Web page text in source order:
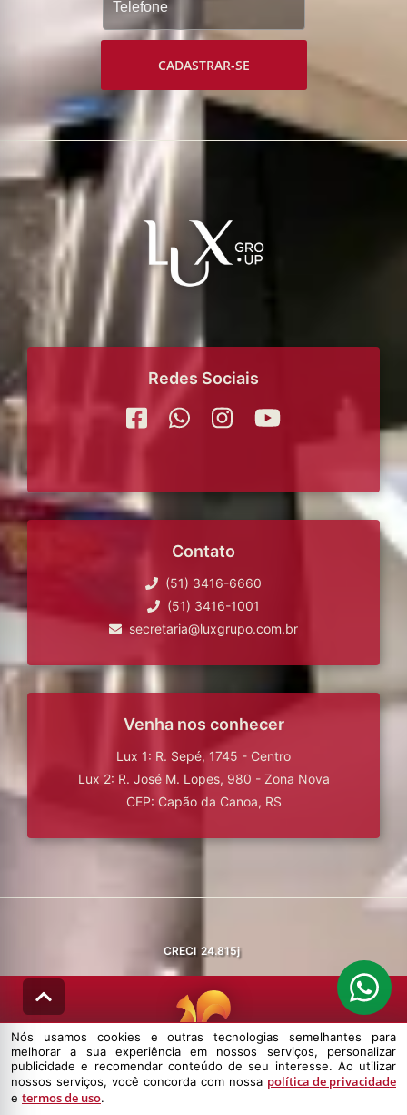
CADASTRAR-SE
Redes Sociais
Contato
(51) 3416-6660
(51) 3416-1001
secretaria@luxgrupo.com.br
Venha nos conhecer
Lux 1: R. Sepé, 1745 - Centro
Lux 2: R. José M. Lopes, 980 - Zona Nova
CEP: Capão da Canoa, RS
CRECI 24.815j
© DESENVOLVIDO PELAAGIL.NET
Nós usamos cookies e outras tecnologias semelhantes para melhorar a
sua experiência em nossos serviços, personalizar publicidade e
Nós usamos cookies e outras tecnologias semelhantes para
melhorar a sua experiência em nossos serviços, personalizar
publicidade e recomendar conteúdo de seu interesse. Ao utilizar
nossos serviços, você concorda com nossa política de privacidade
e termos de uso.